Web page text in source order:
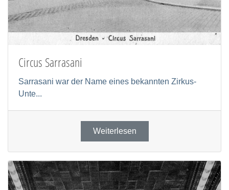
Circus Sarrasani
Sarrasani war der Name eines bekannten Zirkus-
Unte...
Weiterlesen